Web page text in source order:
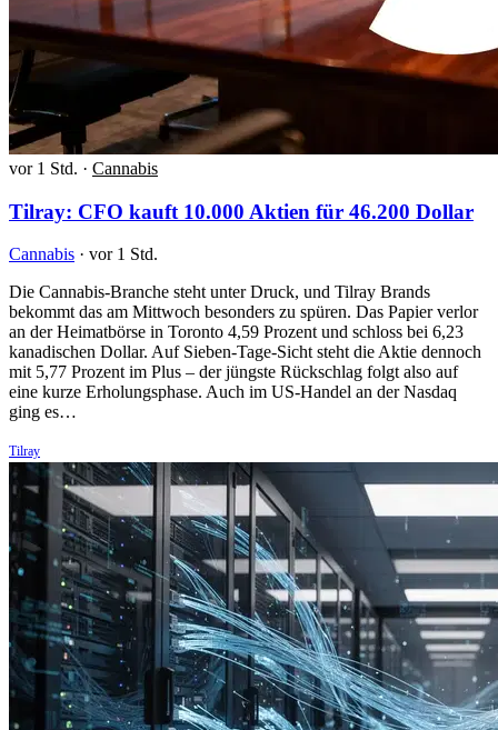
vor 1 Std. · Cannabis
Tilray: CFO kauft 10.000 Aktien für 46.200 Dollar
Cannabis · vor 1 Std.
Die Cannabis-Branche steht unter Druck, und Tilray Brands
bekommt das am Mittwoch besonders zu spüren. Das Papier verlor
an der Heimatbörse in Toronto 4,59 Prozent und schloss bei 6,23
kanadischen Dollar. Auf Sieben-Tage-Sicht steht die Aktie dennoch
mit 5,77 Prozent im Plus – der jüngste Rückschlag folgt also auf
eine kurze Erholungsphase. Auch im US-Handel an der Nasdaq
ging es…
Tilray